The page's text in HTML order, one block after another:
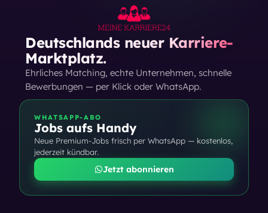
Deutschlands neuer Karriere-
Marktplatz.
Ehrliches Matching, echte Unternehmen, schnelle
Bewerbungen — per Klick oder WhatsApp.
WHATSAPP-ABO
Jobs aufs Handy
Neue Premium-Jobs frisch per WhatsApp — kostenlos,
jederzeit kündbar.
Jetzt abonnieren